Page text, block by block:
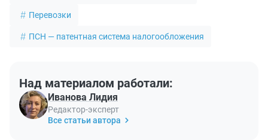
Перевозки
ПСН — патентная система налогообложения
Над материалом работали:
Иванова Лидия
Редактор-эксперт
Все статьи автора